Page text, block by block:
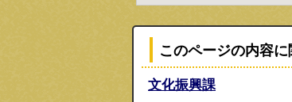
このページの内容
文化振興課